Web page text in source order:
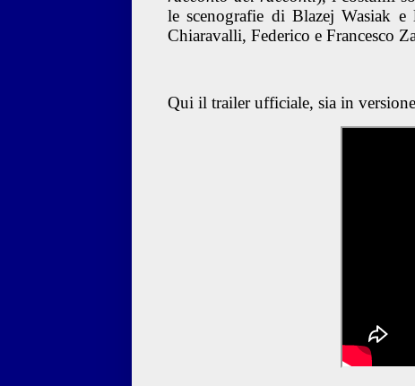
le scenografie diBlazej Wasiak e
Chiaravalli, Federico e Francesco
Qui il trailer ufficiale, sia in